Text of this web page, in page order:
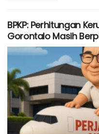
BPKP: Perhitungan
Gorontalo Masih